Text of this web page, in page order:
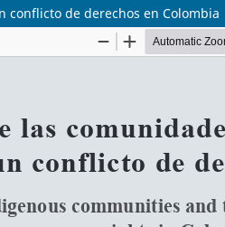
conflicto de derechos en Colombia